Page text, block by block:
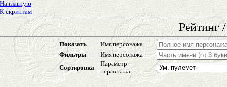
На главную
К скриптам
Рейтинг
Показать Имя персонажа
Фильтры
Имя персонажа
Сортировка
Параметр
персонажа